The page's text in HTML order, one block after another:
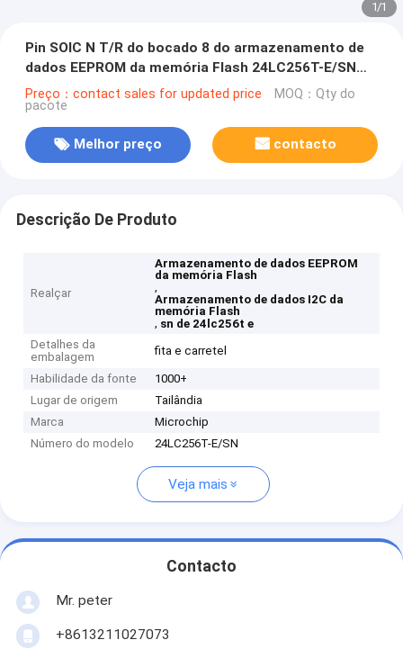
1/1
Pin SOIC N T/R do bocado 8 do armazenamento de
dados EEPROM da memória Flash 24LC256T-E/SN
I2C 256K
Preço：contact sales for updated price MOQ：Qty do
pacote
Melhor preço contacto
Descrição De Produto
Realçar
Armazenamento de dados EEPROM
da memória Flash
,
Armazenamento de dados I2C da
memória Flash
, sn de 24lc256t e
Detalhes da
embalagem
fita e carretel
Habilidade da fonte
1000+
Lugar de origem
Tailândia
Marca
Microchip
Número do modelo
24LC256T-E/SN
Veja mais
Contacto
Mr. peter
+8613211027073